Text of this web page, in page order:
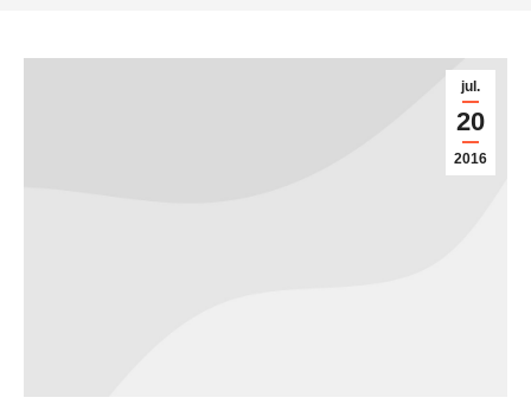
jul.
20
2016